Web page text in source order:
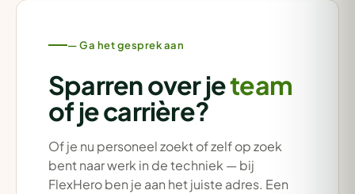
— Ga het gesprek aan
Sparren over jeteam
of je carrière?
Of je nu personeel zoekt of zelf op zoek
bent naar werk in de techniek — bij
FlexHero ben je aan het juiste adres. Een